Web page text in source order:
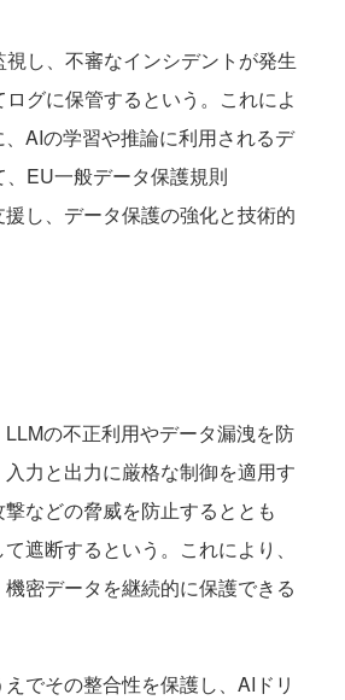
し、不審なインシデントが発生
グに保管するという。これによ
AIの学習や推論に利用されるデ
EU一般データ保護規則
し、データ保護の強化と技術的
の不正利用やデータ漏洩を防
力と出力に厳格な制御を適用す
などの脅威を防止するととも
遮断するという。これにより、
密データを継続的に保護できる
でその整合性を保護し、AIドリ